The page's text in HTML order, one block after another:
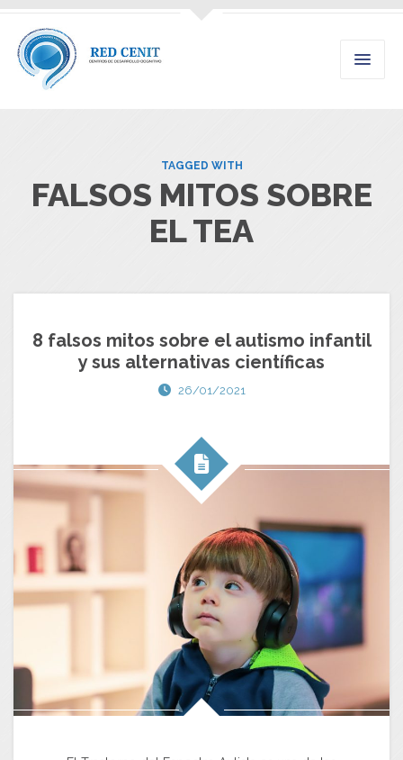
TAGGED WITH
FALSOS MITOS SOBRE
EL TEA
8 falsos mitos sobre el autismo infantil
y sus alternativas científicas
26/01/2021